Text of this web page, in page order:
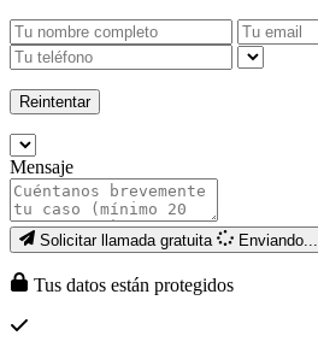
Reintentar
Mensaje
Solicitar llamada gratuita Enviando...
Tus datos están protegidos